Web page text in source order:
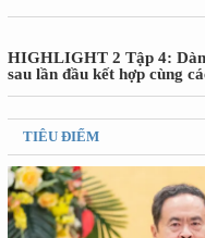
HIGHLIGHT 2 Tập 4: Dàn
sau lần đầu kết hợp cùng
TIÊU ĐIỂM